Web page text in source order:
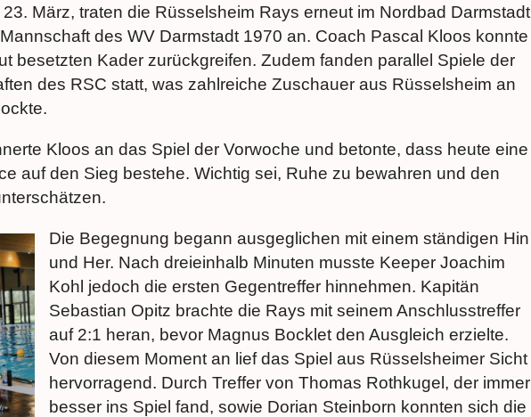
März, traten die Rüsselsheim Rays erneut im Nordbad Darmstadt
des WV Darmstadt 1970 an. Coach Pascal Kloos konnte
besetzten Kader zurückgreifen. Zudem fanden parallel Spiele der
des RSC statt, was zahlreiche Zuschauer aus Rüsselsheim an
Kloos an das Spiel der Vorwoche und betonte, dass heute eine
auf den Sieg bestehe. Wichtig sei, Ruhe zu bewahren und den
Die Begegnung begann ausgeglichen mit einem ständigen Hin
und Her. Nach dreieinhalb Minuten musste Keeper Joachim
Kohl jedoch die ersten Gegentreffer hinnehmen. Kapitän
Sebastian Opitz brachte die Rays mit seinem Anschlusstreffer
auf 2:1 heran, bevor Magnus Bocklet den Ausgleich erzielte.
Von diesem Moment an lief das Spiel aus Rüsselsheimer Sicht
hervorragend. Durch Treffer von Thomas Rothkugel, der immer
besser ins Spiel fand, sowie Dorian Steinborn konnten sich die